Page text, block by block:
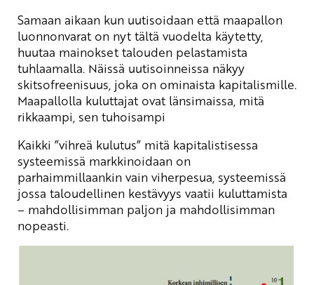
Samaan aikaan kun uutisoidaan että maapallon
luonnonvarat on nyt tältä vuodelta käytetty,
huutaa mainokset talouden pelastamista
tuhlaamalla. Näissä uutisoinneissa näkyy
skitsofreenisuus, joka on ominaista kapitalismille.
Maapallolla kuluttajat ovat länsimaissa, mitä
rikkaampi, sen tuhoisampi
Kaikki ”vihreä kulutus” mitä kapitalistisessa
systeemissä markkinoidaan on
parhaimmillaankin vain viherpesua, systeemissä
jossa taloudellinen kestävyys vaatii kuluttamista
– mahdollisimman paljon ja mahdollisimman
nopeasti.